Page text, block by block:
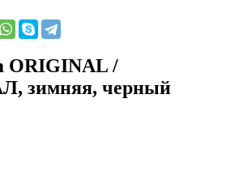
ORIGINAL /
зимняя, черный